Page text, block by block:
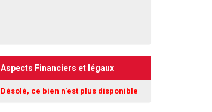
Aspects Financiers et légaux
Désolé, ce bien n'est plus disponible